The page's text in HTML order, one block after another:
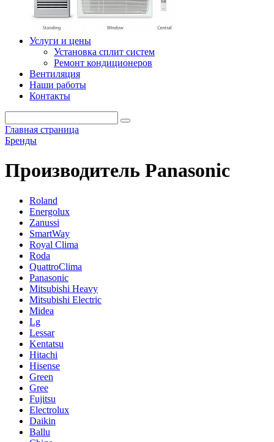
Услуги и цены
Установка сплит систем
Ремонт кондиционеров
Вентиляция
Наши работы
Контакты
Главная страница
Бренды
Производитель Panasonic
Roland
Energolux
Zanussi
SmartWay
Royal Clima
Roda
QuattroClima
Panasonic
Mitsubishi Heavy
Mitsubishi Electric
Midea
Lg
Lessar
Kentatsu
Hitachi
Hisense
Green
Gree
Fujitsu
Electrolux
Daikin
Ballu